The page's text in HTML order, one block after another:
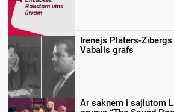
Irenejs Plāters-
Vabalis grafs
Ar saknem i sajiutom